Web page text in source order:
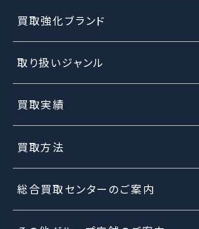
買取強化ブランド
取り扱いジャンル
買取実績
買取方法
総合買取センターのご案内